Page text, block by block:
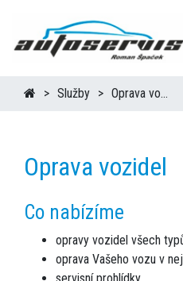
Služby Oprava vozidel
Oprava vozidel
Co nabízíme
opravy vozidel všech
oprava Vašeho vozu v